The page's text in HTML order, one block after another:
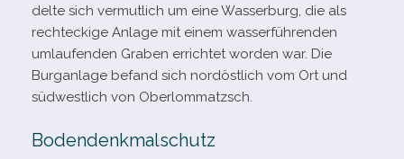
delte sich ver­mut­lich um eine Wasserburg, die als
recht­eckige Anlage mit einem was­ser­füh­ren­den
umlau­fen­den Graben errich­tet wor­den war. Die
Burganlage befand sich nord­öst­lich vom Ort und
süd­west­lich von Oberlommatzsch.
Bodendenkmalschutz